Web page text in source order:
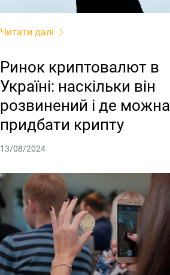
Читати далі
Ринок криптовалют в
Україні: наскільки він
розвинений і де можна
придбати крипту
13/08/2024